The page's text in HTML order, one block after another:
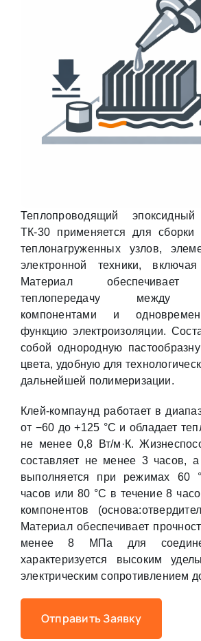
Теплопроводящий эпоксидный
ТК-30 применяется для сборки
теплонагруженных узлов,
электронной техники,
Материал обеспечивает
теплопередачу между
компонентами и
функцию электроизоляции.
собой однородную
цвета, удобную для
дальнейшей полимеризации.
Клей-компаунд работает в
от −60 до +125 °C и обладает
не менее 0,8 Вт/м·К.
составляет не менее 3 часов,
выполняется при режимах 60
часов или 80 °C в течение 8
компонентов
Материал обеспечивает
менее 8 МПа для
характеризуется высоким
электрическим сопротивлением
Отправить Заявку